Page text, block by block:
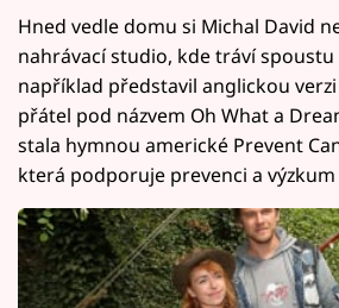
Hned vedle domu si Michal David
nahrávací studio, kde tráví spoustu
například představil anglickou
přátel pod názvem Oh What a
stala hymnou americké Prevent
která podporuje prevenci a